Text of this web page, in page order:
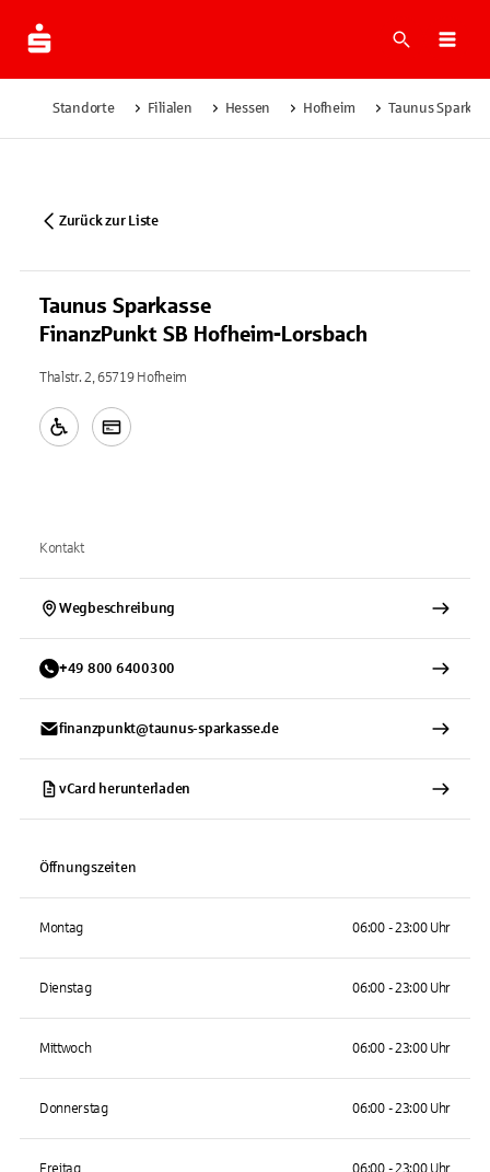
Suche
Standorte Filialen Hessen Hofheim Taunus
Zurück zur Liste
Taunus Sparkasse
FinanzPunkt SB Hofheim-Lorsbach
Thalstr. 2, 65719 Hofheim
Kontakt
Wegbeschreibung
+49 800 6400300
finanzpunkt@taunus-sparkasse.de
vCard herunterladen
Öffnungszeiten
Montag 06:00 - 23:00 Uhr
Dienstag 06:00 - 23:00 Uhr
Mittwoch 06:00 - 23:00 Uhr
Donnerstag 06:00 - 23:00 Uhr
Freitag 06:00 - 23:00 Uhr